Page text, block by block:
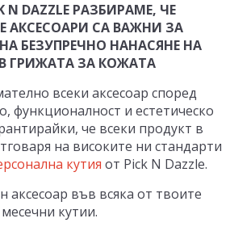
N DAZZLE РАЗБИРАМЕ, ЧЕ
АКСЕСОАРИ СА ВАЖНИ ЗА
БЕЗУПРЕЧНО НАНАСЯНЕ НА
ГРИЖАТА ЗА КОЖАТА
всеки аксесоар според
функционалност и естетическо
че всеки продукт в
на високите ни стандарти
кутия от Pick N Dazzle.
аксесоар във всяка от твоите
месечни кутии.